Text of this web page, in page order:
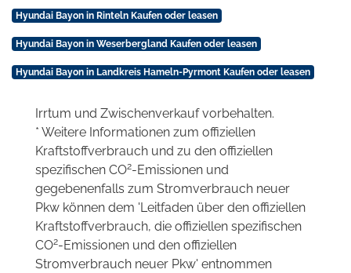
Hyundai Bayon in Rinteln Kaufen oder leasen
Hyundai Bayon in Weserbergland Kaufen oder leasen
Hyundai Bayon in Landkreis Hameln-Pyrmont Kaufen oder leasen
Irrtum und Zwischenverkauf vorbehalten.
* Weitere Informationen zum offiziellen
Kraftstoffverbrauch und zu den offiziellen
spezifischen CO2-Emissionen und
gegebenenfalls zum Stromverbrauch neuer
Pkw können dem 'Leitfaden über den offiziellen
Kraftstoffverbrauch, die offiziellen spezifischen
CO2-Emissionen und den offiziellen
Stromverbrauch neuer Pkw' entnommen